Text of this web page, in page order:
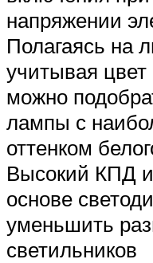
напряжении
Полагаясь на
учитывая цвет
можно
лампы с
оттенком
Высокий КПД
основе
уменьшить
светильников